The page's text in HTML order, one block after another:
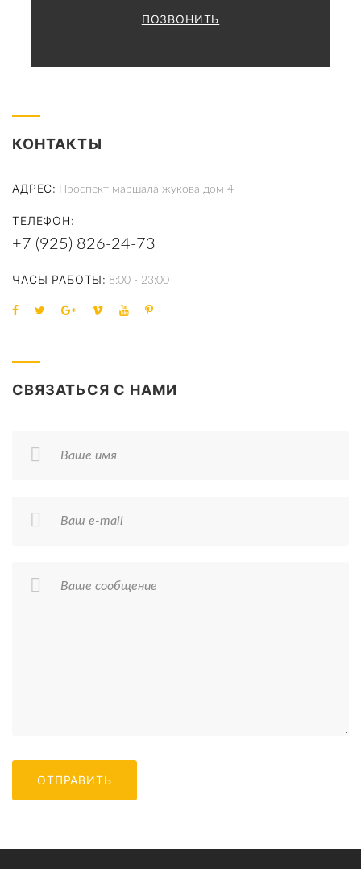
ПОЗВОНИТЬ
КОНТАКТЫ
АДРЕС Проспект маршала жукова дом 4
ТЕЛЕФОН
+7 (925) 826-24-73
ЧАСЫ РАБОТЫ 8:00 - 23:00
СВЯЗАТЬСЯ С НАМИ
Ваше имя
Ваш e-mail
Ваше сообщение
ОТПРАВИТЬ